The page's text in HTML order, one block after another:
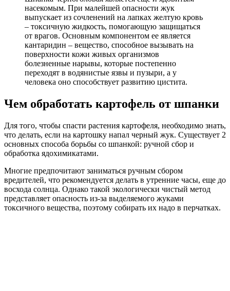
насекомым. При малейшей опасности жук
выпускает из сочленений на лапках желтую кровь
– токсичную жидкость, помогающую защищаться
от врагов. Основным компонентом ее является
кантаридин – вещество, способное вызывать на
поверхности кожи живых организмов
болезненные нарывы, которые постепенно
переходят в водянистые язвы и пузыри, а у
человека оно способствует развитию цистита.
Чем обработать картофель от шпанки
Для того, чтобы спасти растения картофеля, необходимо знать,
что делать, если на картошку напал черный жук. Существует 2
основных способа борьбы со шпанкой: ручной сбор и
обработка ядохимикатами.
Многие предпочитают заниматься ручным сбором
вредителей, что рекомендуется делать в утренние часы, еще до
восхода солнца. Однако такой экологически чистый метод
представляет опасность из-за выделяемого жуками
токсичного вещества, поэтому собирать их надо в перчатках.